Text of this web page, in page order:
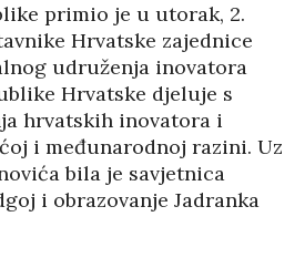
primio je u utorak, 2.
Hrvatske zajednice
udruženja inovatora
Hrvatske djeluje s
hrvatskih inovatora i
i međunarodnoj razini. Uz
bila je savjetnica
i obrazovanje Jadranka